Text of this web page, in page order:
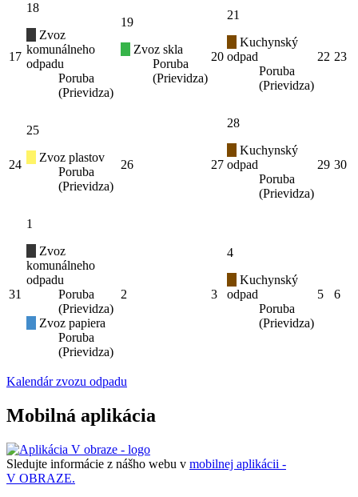
17
18
Zvoz
komunálneho
odpadu
Poruba
(Prievidza)
19
Zvoz skla
Poruba
(Prievidza)
20
21
Kuchynský
odpad
Poruba
(Prievidza)
22 23
24
25
Zvoz plastov
Poruba
(Prievidza)
26 27
28
Kuchynský
odpad
Poruba
(Prievidza)
29 30
31
1
Zvoz
komunálneho
odpadu
Poruba
(Prievidza)
Zvoz papiera
Poruba
(Prievidza)
2 3
4
Kuchynský
odpad
Poruba
(Prievidza)
5 6
Kalendár zvozu odpadu
Mobilná aplikácia
Sledujte informácie z nášho webu v mobilnej aplikácii -
V OBRAZE.